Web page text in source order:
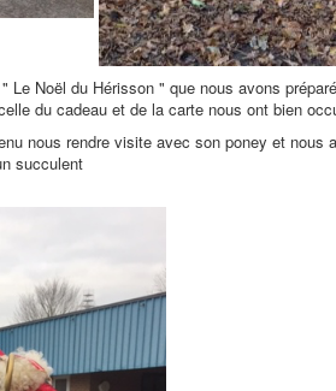
Le Noël du Hérisson " que nous avons
du cadeau et de la carte nous ont bien
nous rendre visite avec son poney et nous
succulent